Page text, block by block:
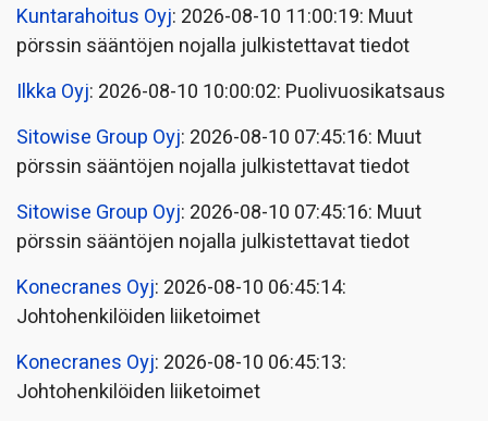
Kuntarahoitus Oyj: 2026-08-10 11:00:19: Muut
pörssin sääntöjen nojalla julkistettavat tiedot
Ilkka Oyj: 2026-08-10 10:00:02: Puolivuosikatsaus
Sitowise Group Oyj: 2026-08-10 07:45:16: Muut
pörssin sääntöjen nojalla julkistettavat tiedot
Sitowise Group Oyj: 2026-08-10 07:45:16: Muut
pörssin sääntöjen nojalla julkistettavat tiedot
Konecranes Oyj: 2026-08-10 06:45:14:
Johtohenkilöiden liiketoimet
Konecranes Oyj: 2026-08-10 06:45:13:
Johtohenkilöiden liiketoimet